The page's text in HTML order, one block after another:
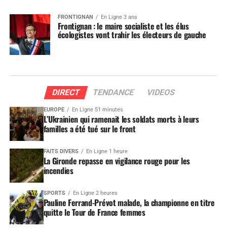
FRONTIGNAN En Ligne 3 ans
Frontignan : le maire socialiste et les élus
écologistes vont trahir les électeurs de gauche
DIRECT TENDANCE VIDEOS
EUROPE En Ligne 51 minutes
L’Ukrainien qui ramenait les soldats morts à leurs
familles a été tué sur le front
FAITS DIVERS En Ligne 1 heure
La Gironde repasse en vigilance rouge pour les
incendies
SPORTS En Ligne 2 heures
Pauline Ferrand-Prévot malade, la championne en titre
quitte le Tour de France femmes